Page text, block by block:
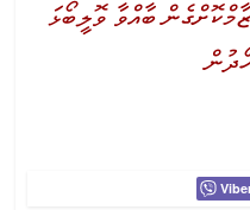
ބާއްވާ ވޮލީބޯޅަ